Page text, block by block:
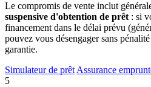
Le compromis de vente inclut
suspensive d'obtention de prêt : si
financement dans le délai prévu
pouvez vous désengager sans
garantie.
Simulateur de prêt Assurance
5